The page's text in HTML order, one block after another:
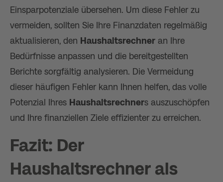
Einsparpotenziale übersehen. Um diese Fehler zu
vermeiden, sollten Sie Ihre Finanzdaten regelmäßig
aktualisieren, den Haushaltsrechner an Ihre
Bedürfnisse anpassen und die bereitgestellten
Berichte sorgfältig analysieren. Die Vermeidung
dieser häufigen Fehler kann Ihnen helfen, das volle
Potenzial Ihres Haushaltsrechners auszuschöpfen
und Ihre finanziellen Ziele effizienter zu erreichen.
Fazit: Der
Haushaltsrechner als